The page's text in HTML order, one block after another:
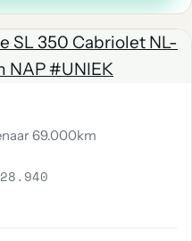
69.000km